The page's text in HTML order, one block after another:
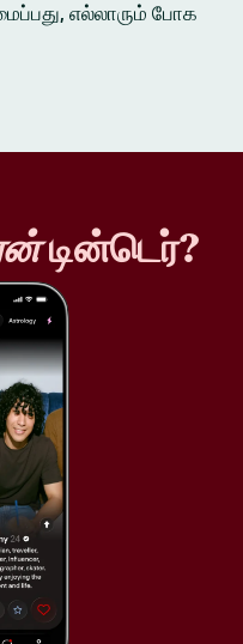
எல்லாரும் போக
டின்டெர்?